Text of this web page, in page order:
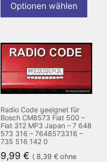
Optionen wählen
Radio Code geeignet für
Bosch CM8573 Fiat 500 –
Fiat 312 MP3 Japan – 7 648
573 316 – 7648573316 –
735 516 142 0
9,99 € ( 8,39 €ohne